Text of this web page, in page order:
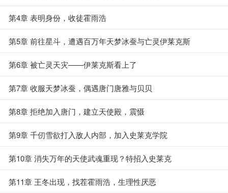
第4章 表明身份，收徒霍雨浩
第5章 前往星斗，遭遇百万年天梦冰蚕与亡灵伊莱克斯
第6章 被亡灵天灾——伊莱克斯看上了
第7章 收服天梦冰蚕，偶遇唐门唐雅与贝贝
第8章 拒绝加入唐门，建立天使殿，震慑
第9章 千仞雪欲打入敌人内部，加入史莱克学院
第10章 消失万年的天使武魂重现？特招入史莱克
第11章 王冬出现，找茬霍雨浩，生理性厌恶